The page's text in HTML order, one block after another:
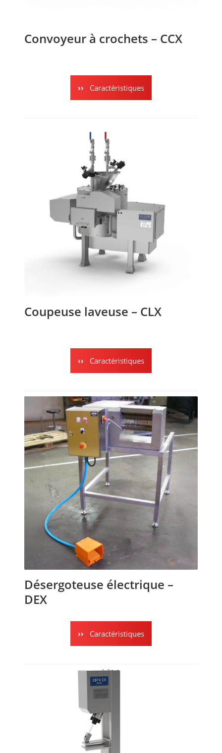
Convoyeur à crochets – CCX
Caractéristiques
Coupeuse laveuse – CLX
Caractéristiques
Désergoteuse électrique –
DEX
Caractéristiques